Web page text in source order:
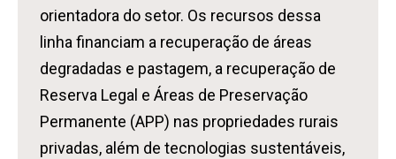
orientadora do setor. Os recursos dessa
linha financiam a recuperação de áreas
degradadas e pastagem, a recuperação de
Reserva Legal e Áreas de Preservação
Permanente (APP) nas propriedades rurais
privadas, além de tecnologias sustentáveis,